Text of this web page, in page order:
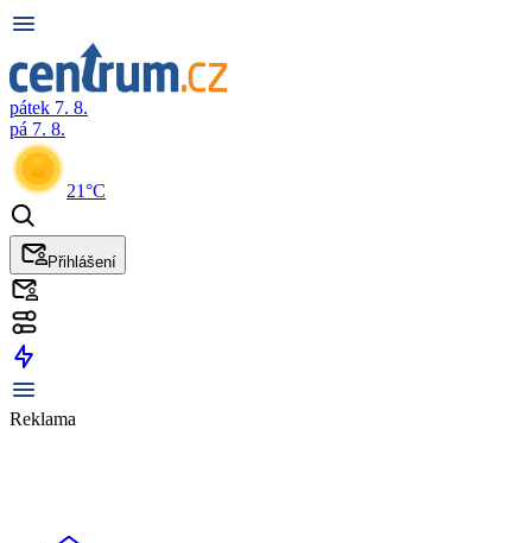
pátek 7. 8.
pá 7. 8.
21°C
Přihlášení
Reklama